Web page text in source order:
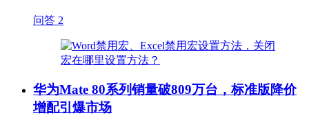
问答 2
华为Mate 80系列销量破809万台，标准版降价
增配引爆市场